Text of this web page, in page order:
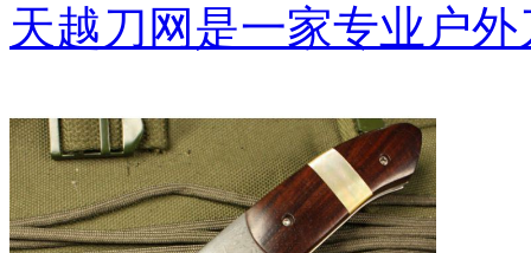
天越刀网是一家专业户